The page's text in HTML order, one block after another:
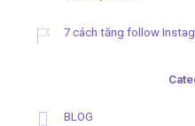
7 cách tăng follow
BLOG